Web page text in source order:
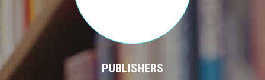
PUBLISHERS